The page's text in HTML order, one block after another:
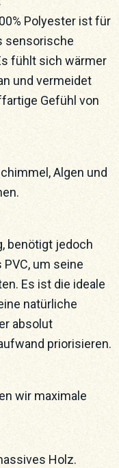
Polyester ist für
sensorische
fühlt sich wärmer
und vermeidet
Gefühl von
Algen und
benötigt jedoch
um seine
Es ist die ideale
natürliche
absolut
priorisieren.
wir maximale
Holz.